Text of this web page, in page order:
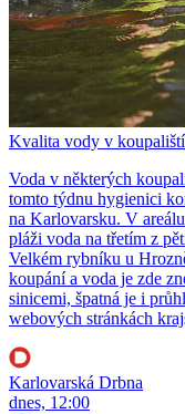
Kvalita vody v
Voda v některých
tomto týdnu hygienici
na Karlovarsku. V
pláži voda na třetím z
Velkém rybníku u
koupání a voda je zde
sinicemi, špatná je i
webových stránkách
Karlovarská Drbna
dnes, 12:00